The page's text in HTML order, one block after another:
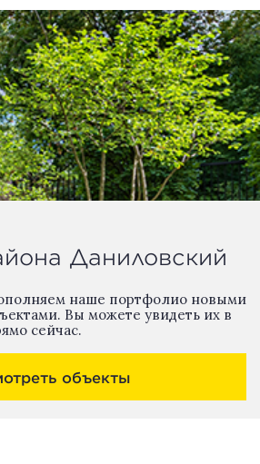
Даниловский
наше портфолио новыми
Вы можете увидеть их в
сейчас.
объекты